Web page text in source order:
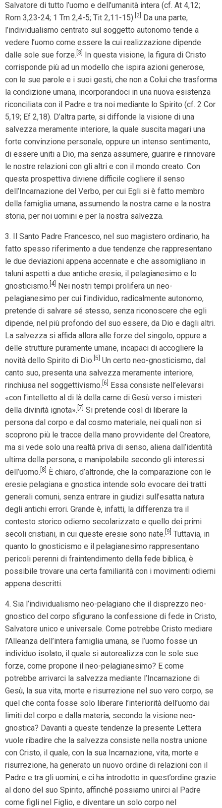
Salvatore di tutto l’uomo e dell’umanità intera (cf. At 4,12;
Rom 3,23-24; 1 Tm 2,4-5; Tit 2,11-15). [2]
Da una parte,
l’individualismo centrato sul soggetto autonomo tende a
vedere l’uomo come essere la cui realizzazione dipende
dalle sole sue forze. [3]
In questa visione, la figura di Cristo
corrisponde più ad un modello che ispira azioni generose,
con le sue parole e i suoi gesti, che non a Colui che trasforma
la condizione umana, incorporandoci in una nuova esistenza
riconciliata con il Padre e tra noi mediante lo Spirito (cf. 2 Cor
5,19; Ef 2,18). D’altra parte, si diffonde la visione di una
salvezza meramente interiore, la quale suscita magari una
forte convinzione personale, oppure un intenso sentimento,
di essere uniti a Dio, ma senza assumere, guarire e rinnovare
le nostre relazioni con gli altri e con il mondo creato. Con
questa prospettiva diviene difficile cogliere il senso
dell’Incarnazione del Verbo, per cui Egli si è fatto membro
della famiglia umana, assumendo la nostra carne e la nostra
storia, per noi uomini e per la nostra salvezza.
3. Il Santo Padre Francesco, nel suo magistero ordinario, ha
fatto spesso riferimento a due tendenze che rappresentano
le due deviazioni appena accennate e che assomigliano in
taluni aspetti a due antiche eresie, il pelagianesimo e lo
gnosticismo. [4]
Nei nostri tempi prolifera un neo-
pelagianesimo per cui l’individuo, radicalmente autonomo,
pretende di salvare sé stesso, senza riconoscere che egli
dipende, nel più profondo del suo essere, da Dio e dagli altri.
La salvezza si affida allora alle forze del singolo, oppure a
delle strutture puramente umane, incapaci di accogliere la
novità dello Spirito di Dio. [5] Un certo neo-gnosticismo, dal
canto suo, presenta una salvezza meramente interiore,
rinchiusa nel soggettivismo. [6]
Essa consiste nell’elevarsi
«con l’intelletto al di là della carne di Gesù verso i misteri
della divinità ignota». [7] Si pretende così di liberare la
persona dal corpo e dal cosmo materiale, nei quali non si
scoprono più le tracce della mano provvidente del Creatore,
ma si vede solo una realtà priva di senso, aliena dall’identità
ultima della persona, e manipolabile secondo gli interessi
dell’uomo. [8]
È chiaro, d’altronde, che la comparazione con le
eresie pelagiana e gnostica intende solo evocare dei tratti
generali comuni, senza entrare in giudizi sull’esatta natura
degli antichi errori. Grande è, infatti, la differenza tra il
contesto storico odierno secolarizzato e quello dei primi
secoli cristiani, in cui queste eresie sono nate. [9] Tuttavia, in
quanto lo gnosticismo e il pelagianesimo rappresentano
pericoli perenni di fraintendimento della fede biblica, è
possibile trovare una certa familiarità con i movimenti odierni
appena descritti.
4. Sia l’individualismo neo-pelagiano che il disprezzo neo-
gnostico del corpo sfigurano la confessione di fede in Cristo,
Salvatore unico e universale. Come potrebbe Cristo mediare
l’Alleanza dell’intera famiglia umana, se l’uomo fosse un
individuo isolato, il quale si autorealizza con le sole sue
forze, come propone il neo-pelagianesimo? E come
potrebbe arrivarci la salvezza mediante l’Incarnazione di
Gesù, la sua vita, morte e risurrezione nel suo vero corpo, se
quel che conta fosse solo liberare l’interiorità dell’uomo dai
limiti del corpo e dalla materia, secondo la visione neo-
gnostica? Davanti a queste tendenze la presente Lettera
vuole ribadire che la salvezza consiste nella nostra unione
con Cristo, il quale, con la sua Incarnazione, vita, morte e
risurrezione, ha generato un nuovo ordine di relazioni con il
Padre e tra gli uomini, e ci ha introdotto in quest’ordine grazie
al dono del suo Spirito, affinché possiamo unirci al Padre
come figli nel Figlio, e diventare un solo corpo nel